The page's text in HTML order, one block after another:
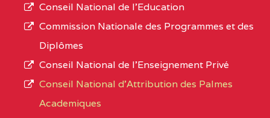
CENTRE
COLLEGE PANAFRICAIN
DE L'EXCELLENCE BP
CENTRE
COLLEGE PRIVE
L’offre
d’éducation
de
Conseil National de l’Education
Commission Nationale des Programmes et des
Diplômes
Conseil National de l’Enseignement Privé
Conseil National d'Attribution des Palmes
Academiques